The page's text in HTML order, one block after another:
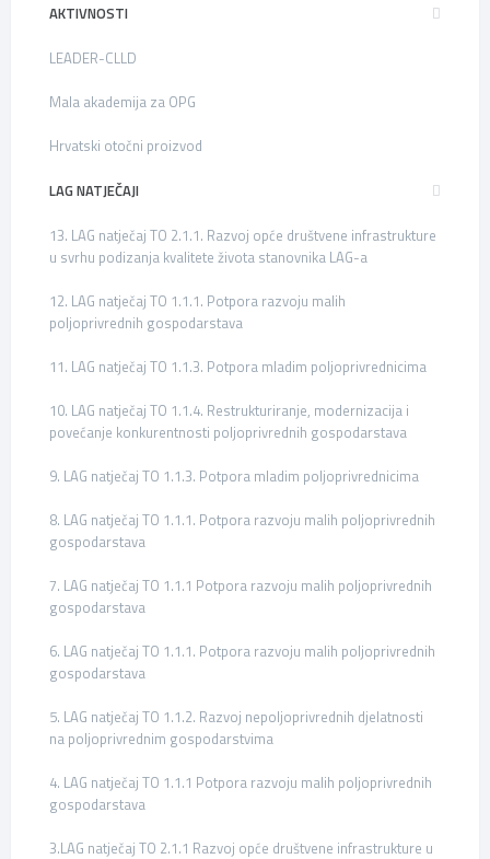
AKTIVNOSTI
LEADER-CLLD
Mala akademija za OPG
Hrvatski otočni proizvod
LAG NATJEČAJI
13. LAG natječaj TO 2.1.1. Razvoj opće društvene infrastrukture
u svrhu podizanja kvalitete života stanovnika LAG-a
12. LAG natječaj TO 1.1.1. Potpora razvoju malih
poljoprivrednih gospodarstava
11. LAG natječaj TO 1.1.3. Potpora mladim poljoprivrednicima
10. LAG natječaj TO 1.1.4. Restrukturiranje, modernizacija i
povećanje konkurentnosti poljoprivrednih gospodarstava
9. LAG natječaj TO 1.1.3. Potpora mladim poljoprivrednicima
8. LAG natječaj TO 1.1.1. Potpora razvoju malih poljoprivrednih
gospodarstava
7. LAG natječaj TO 1.1.1 Potpora razvoju malih poljoprivrednih
gospodarstava
6. LAG natječaj TO 1.1.1. Potpora razvoju malih poljoprivrednih
gospodarstava
5. LAG natječaj TO 1.1.2. Razvoj nepoljoprivrednih djelatnosti
na poljoprivrednim gospodarstvima
4. LAG natječaj TO 1.1.1 Potpora razvoju malih poljoprivrednih
gospodarstava
3.LAG natječaj TO 2.1.1 Razvoj opće društvene infrastrukture u